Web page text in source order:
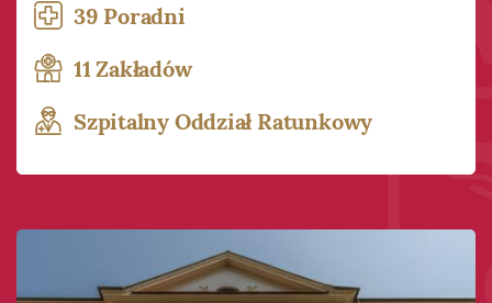
39 Poradni
11 Zakładów
Szpitalny Oddział Ratunkowy